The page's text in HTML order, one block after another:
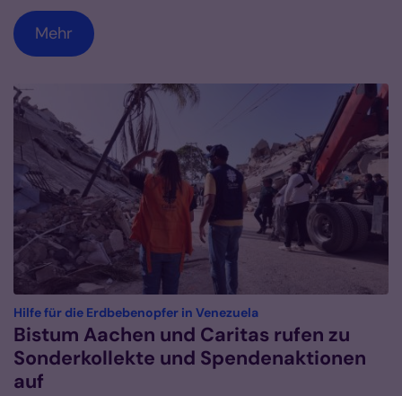
Mehr
Hilfe für die Erdbebenopfer in Venezuela:
Bistum Aachen und Caritas rufen zu
Sonderkollekte und Spendenaktionen
auf